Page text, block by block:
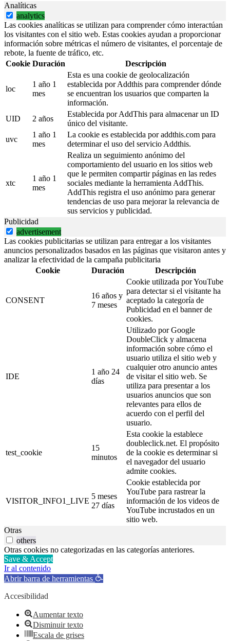
Analíticas
analytics
Las cookies analíticas se utilizan para comprender cómo interactúan
los visitantes con el sitio web. Estas cookies ayudan a proporcionar
información sobre métricas el número de visitantes, el porcentaje de
rebote, la fuente de tráfico, etc.
Cookie Duración Descripción
loc
1 año 1
mes
Esta es una cookie de geolocalización
establecida por Addthis para comprender dónde
se encuentran los usuarios que comparten la
información.
UID
2 años
Establecida por AddThis para almacenar un ID
único del visitante.
uvc
1 año 1
mes
La cookie es establecida por addthis.com para
determinar el uso del servicio Addthis.
xtc
1 año 1
mes
Realiza un seguimiento anónimo del
comportamiento del usuario en los sitios web
que le permiten compartir páginas en las redes
sociales mediante la herramienta AddThis.
AddThis registra el uso anónimo para generar
tendencias de uso para mejorar la relevancia de
sus servicios y publicidad.
Publicidad
advertisement
Las cookies publicitarias se utilizan para entregar a los visitantes
anuncios personalizados basados en las páginas que visitaron antes y
analizar la efectividad de la campaña publicitaria
Cookie
Duración Descripción
CONSENT
16 años y
7 meses
Cookie utilizada por YouTube
para detectar si el visitante ha
aceptado la categoría de
Publicidad en el banner de
cookies.
IDE
1 año 24
días
Utilizado por Google
DoubleClick y almacena
información sobre cómo el
usuario utiliza el sitio web y
cualquier otro anuncio antes
de visitar el sitio web. Se
utiliza para presentar a los
usuarios anuncios que son
relevantes para ellos de
acuerdo con el perfil del
usuario.
test_cookie
15
minutos
Esta cookie la establece
doubleclick.net. El propósito
de la cookie es determinar si
el navegador del usuario
admite cookies.
VISITOR_INFO1_LIVE
5 meses
27 días
Cookie establecida por
YouTube para rastrear la
información de los videos de
YouTube incrustados en un
sitio web.
Otras
others
Otras cookies no categorizadas en las categorías anteriores.
Save & Accept
Ir al contenido
Abrir barra de herramientas
Accesibilidad
Aumentar texto
Disminuir texto
Escala de grises